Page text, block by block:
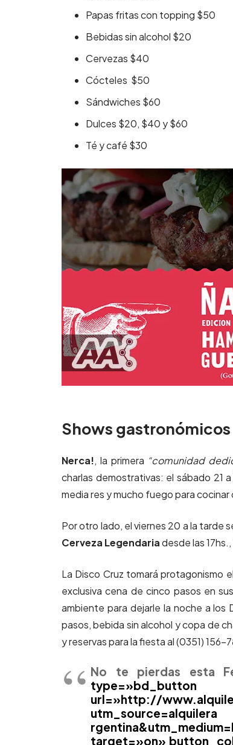
Papas fritas con topping $50
Bebidas sin alcohol $20
Cervezas $40
Cócteles $50
Sándwiches $60
Dulces $20, $40 y $60
Té y café $30
Shows gastronómicos
Nerca!, la primera “comunidad
charlas demostrativas: el sábado 21
media res y mucho fuego para cocinar
Por otro lado, el viernes 20 a la tarde
Cerveza Legendariadesde las
La Disco Cruz tomará protagonismo
exclusiva cena de cinco pasos en
ambiente para dejarle la noche a los
pasos, bebida sin alcohol y copa de
y reservas para la fiesta al (0351)
No te pierdas esta
url=»http://
utm_source=alquilera
target=»on»